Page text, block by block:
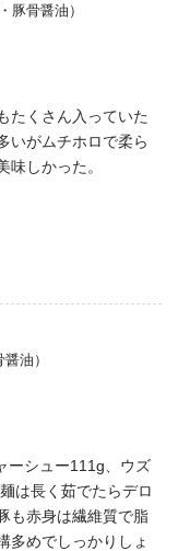
豚骨醤油）
たくさん入っていた
いがムチホロで柔ら
しかった。
油）
ーシュー111g、ウズ
は長く茹でたらデロ
も赤身は繊維質で脂
多めでしっかりしょ